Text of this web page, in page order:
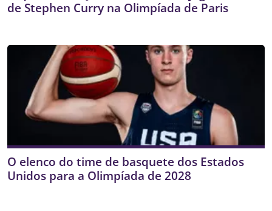
de Stephen Curry na Olimpíada de Paris
O elenco do time de basquete dos Estados
Unidos para a Olimpíada de 2028